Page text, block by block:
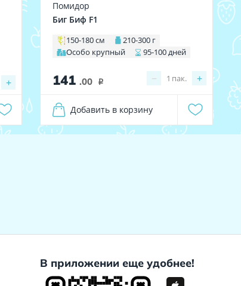
+
Помидор
Биг Биф F1
150-180 см
210-300 г
Особо крупный
95-100 дней
141 .00 i − +
1 пак.
Добавить в корзину
В приложении еще удобнее!